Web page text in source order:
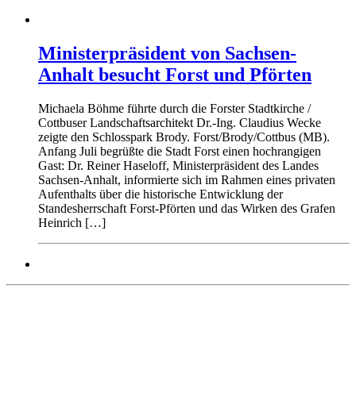
Ministerpräsident von Sachsen-
Anhalt besucht Forst und Pförten
Michaela Böhme führte durch die Forster Stadtkirche /
Cottbuser Landschaftsarchitekt Dr.-Ing. Claudius Wecke
zeigte den Schlosspark Brody. Forst/Brody/Cottbus (MB).
Anfang Juli begrüßte die Stadt Forst einen hochrangigen
Gast: Dr. Reiner Haseloff, Ministerpräsident des Landes
Sachsen-Anhalt, informierte sich im Rahmen eines privaten
Aufenthalts über die historische Entwicklung der
Standesherrschaft Forst-Pförten und das Wirken des Grafen
Heinrich […]